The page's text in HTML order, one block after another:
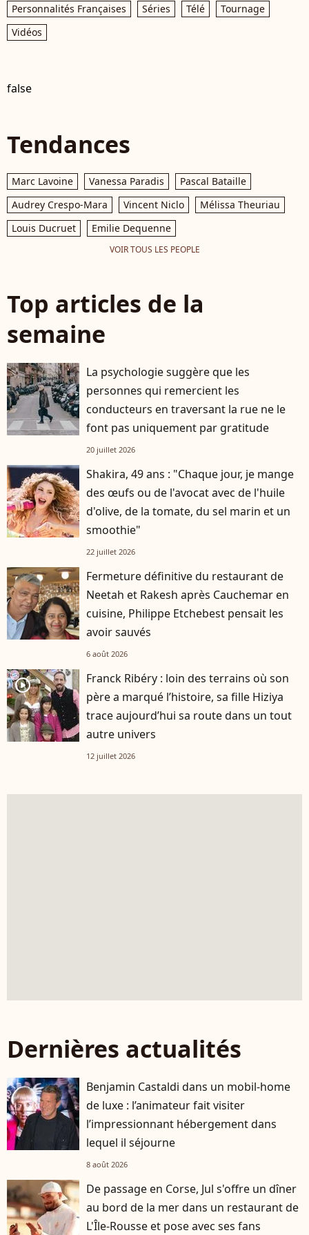
Personnalités Françaises Séries Télé
Tournage
Vidéos
false
Tendances
Marc Lavoine Vanessa Paradis
Pascal Bataille
Audrey Crespo-Mara
Vincent Niclo
Mélissa Theuriau
Louis Ducruet
Emilie Dequenne
VOIR TOUS LES PEOPLE
Top articles de la
semaine
La psychologie suggère que les
personnes qui remercient les
conducteurs en traversant la rue ne le
font pas uniquement par gratitude
20 juillet 2026
Shakira, 49 ans : "Chaque jour, je mange
des œufs ou de l'avocat avec de l'huile
d'olive, de la tomate, du sel marin et un
smoothie"
22 juillet 2026
Fermeture définitive du restaurant de
Neetah et Rakesh après Cauchemar en
cuisine, Philippe Etchebest pensait les
avoir sauvés
6 août 2026
player2
Franck Ribéry : loin des terrains où son
père a marqué l’histoire, sa fille Hiziya
trace aujourd’hui sa route dans un tout
autre univers
12 juillet 2026
Dernières actualités
Benjamin Castaldi dans un mobil-home
de luxe : l’animateur fait visiter
l’impressionnant hébergement dans
lequel il séjourne
8 août 2026
De passage en Corse, Jul s'offre un dîner
au bord de la mer dans un restaurant de
L'Île-Rousse et pose avec ses fans